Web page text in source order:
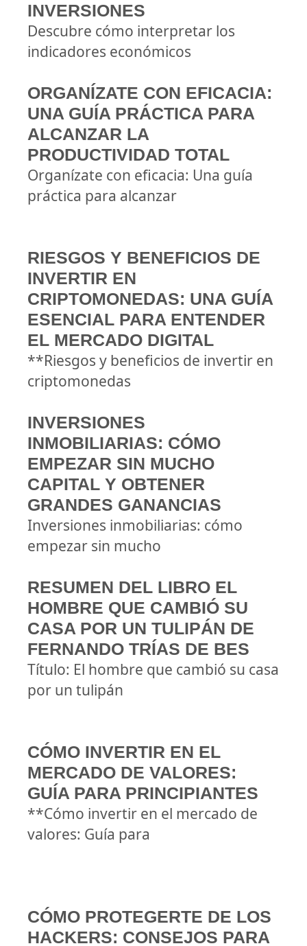
INVERSIONES
Descubre cómo interpretar los
indicadores económicos
ORGANÍZATE CON EFICACIA:
UNA GUÍA PRÁCTICA PARA
ALCANZAR LA
PRODUCTIVIDAD TOTAL
Organízate con eficacia: Una guía
práctica para alcanzar
RIESGOS Y BENEFICIOS DE
INVERTIR EN
CRIPTOMONEDAS: UNA GUÍA
ESENCIAL PARA ENTENDER
EL MERCADO DIGITAL
**Riesgos y beneficios de invertir en
criptomonedas
INVERSIONES
INMOBILIARIAS: CÓMO
EMPEZAR SIN MUCHO
CAPITAL Y OBTENER
GRANDES GANANCIAS
Inversiones inmobiliarias: cómo
empezar sin mucho
RESUMEN DEL LIBRO EL
HOMBRE QUE CAMBIÓ SU
CASA POR UN TULIPÁN DE
FERNANDO TRÍAS DE BES
Título: El hombre que cambió su casa
por un tulipán
CÓMO INVERTIR EN EL
MERCADO DE VALORES:
GUÍA PARA PRINCIPIANTES
**Cómo invertir en el mercado de
valores: Guía para
CÓMO PROTEGERTE DE LOS
HACKERS: CONSEJOS PARA